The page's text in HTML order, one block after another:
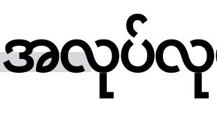
အလုပ်လုပ်